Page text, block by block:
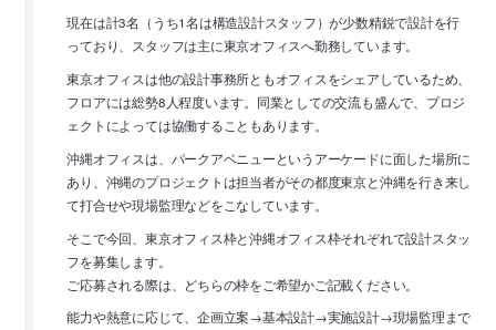
現在は計3名（うち1名は構造設計スタッフ）が少数精鋭で設計を行
っており、スタッフは主に東京オフィスへ勤務しています。
東京オフィスは他の設計事務所ともオフィスをシェアしているため、
フロアには総勢8人程度います。同業としての交流も盛んで、プロジ
ェクトによっては協働することもあります。
沖縄オフィスは、パークアベニューというアーケードに面した場所に
あり、沖縄のプロジェクトは担当者がその都度東京と沖縄を行き来し
て打合せや現場監理などをこなしています。
そこで今回、東京オフィス枠と沖縄オフィス枠それぞれで設計スタッ
フを募集します。
ご応募される際は、どちらの枠をご希望かご記載ください。
能力や熱意に応じて、企画立案→基本設計→実施設計→現場監理まで